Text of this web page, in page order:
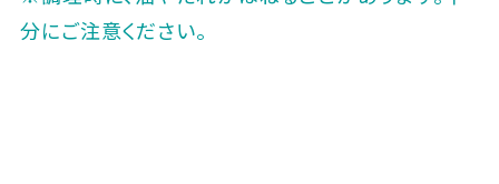
分にご注意ください。